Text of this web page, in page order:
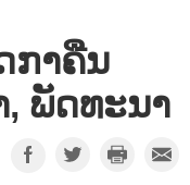
ກາຄືນ
, ພັດທະນາ